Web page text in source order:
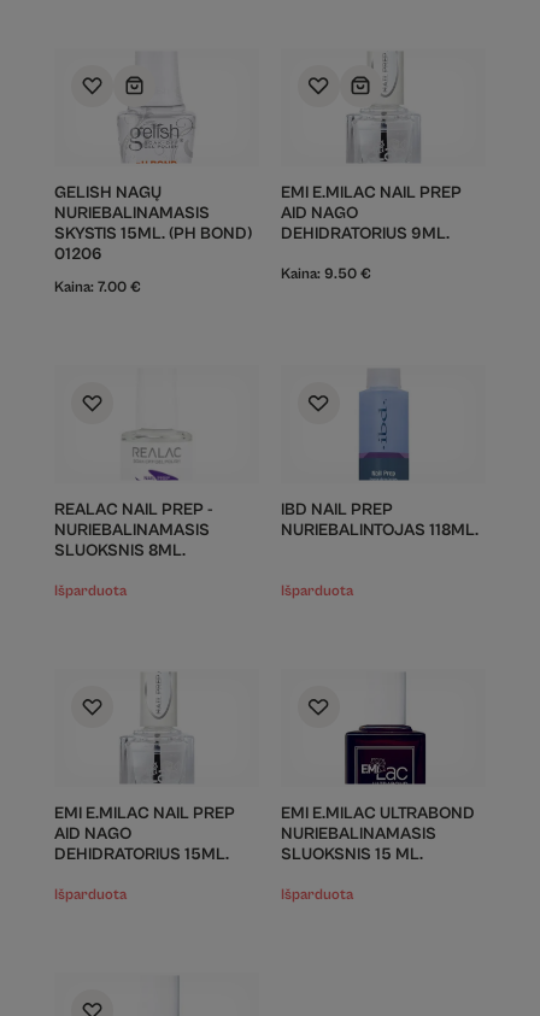
GELISH NAGŲ
NURIEBALINAMASIS
SKYSTIS 15ML. (PH BOND)
01206
Kaina: 7.00 €
EMI E.MILAC NAIL PREP
AID NAGO
DEHIDRATORIUS 9ML.
Kaina: 9.50 €
REALAC NAIL PREP -
NURIEBALINAMASIS
SLUOKSNIS 8ML.
Išparduota
IBD NAIL PREP
NURIEBALINTOJAS 118ML.
Išparduota
EMI E.MILAC NAIL PREP
AID NAGO
DEHIDRATORIUS 15ML.
Išparduota
EMI E.MILAC ULTRABOND
NURIEBALINAMASIS
SLUOKSNIS 15 ML.
Išparduota